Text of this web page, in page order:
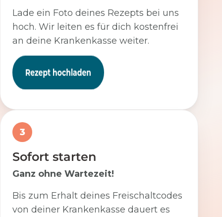
Lade ein Foto deines Rezepts bei uns
hoch. Wir leiten es für dich kostenfrei
an deine Krankenkasse weiter.
3
Sofort starten
Ganz ohne Wartezeit!
Bis zum Erhalt deines Freischaltcodes
von deiner Krankenkasse dauert es